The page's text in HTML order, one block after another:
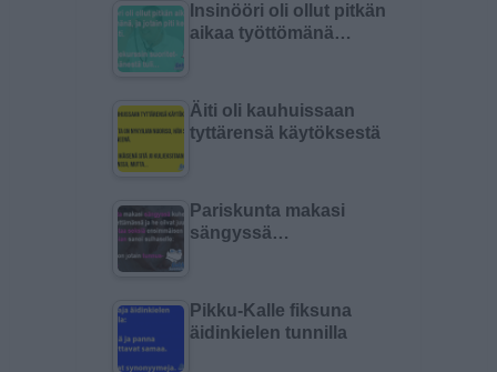
Insinööri oli ollut pitkän
aikaa työttömänä…
Äiti oli kauhuissaan
tyttärensä käytöksestä
Pariskunta makasi
sängyssä…
Pikku-Kalle fiksuna
äidinkielen tunnilla